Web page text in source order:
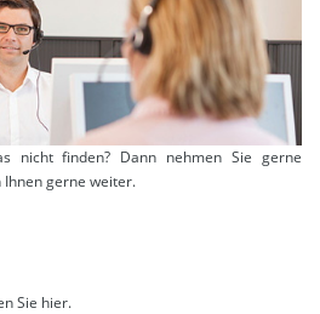
nicht finden? Dann nehmen Sie gerne
Ihnen gerne weiter.
Sie hier.